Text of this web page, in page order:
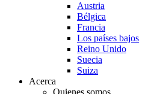
Austria
Bélgica
Francia
Los países bajos
Reino Unido
Suecia
Suiza
Acerca
Quienes somos